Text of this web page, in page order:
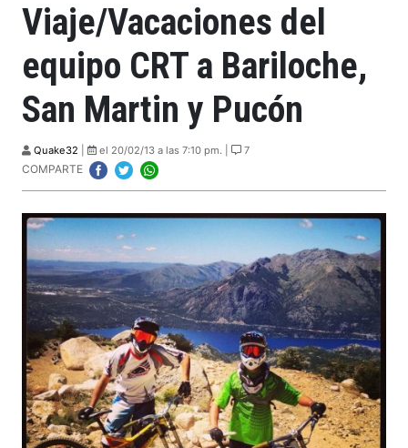
Viaje/Vacaciones del
equipo CRT a Bariloche,
San Martin y Pucón
Quake32 el 20/02/13 a las 7:10 pm. | 7
COMPARTE